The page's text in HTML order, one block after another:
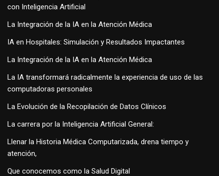
con Inteligencia Artificial
La Integración de la IA en la Atención Médica
IA en Hospitales: Simulación y Resultados Impactantes
La Integración de la IA en la Atención Médica
La IA transformará radicalmente la experiencia de uso de las
computadoras personales
La Evolución de la Recopilación de Datos Clínicos
La carrera por la Inteligencia Artificial General:
Llenar la Historia Médica Computarizada, drena tiempo y
atención,
Que conocemos como la Salud Digital